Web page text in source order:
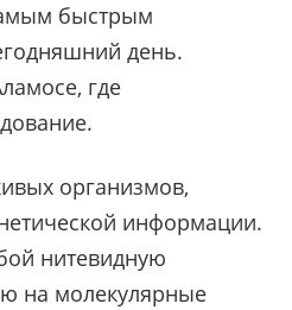
быстрым
день.
где
организмов,
информации.
нитевидную
на молекулярные